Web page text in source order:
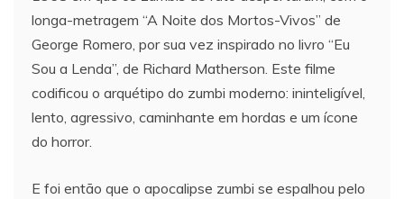
longa-metragem “A Noite dos Mortos-Vivos” de
George Romero, por sua vez inspirado no livro “Eu
Sou a Lenda”, de Richard Matherson. Este filme
codificou o arquétipo do zumbi moderno: ininteligível,
lento, agressivo, caminhante em hordas e um ícone
do horror.
E foi então que o apocalipse zumbi se espalhou pelo